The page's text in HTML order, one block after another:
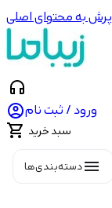
پرش به محتوای اصلی
headphones
ورود / ثبت نام
 سبد خرید
menuدسته‌بندی‌ها